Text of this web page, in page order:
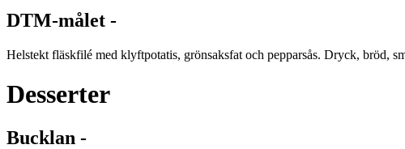
DTM­-målet -
Helstekt fläskfilé med klyftpotatis, grönsaksfat och pepparsås. Dryck, bröd,
Desserter
Bucklan -